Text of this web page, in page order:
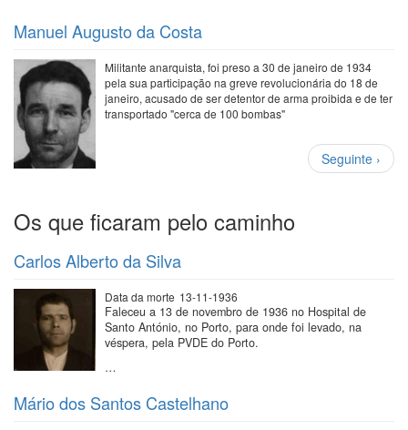
Manuel Augusto da Costa
Militante anarquista, foi preso a 30 de janeiro de 1934
pela sua participação na greve revolucionária do 18 de
janeiro, acusado de ser detentor de arma proibida e de ter
transportado "cerca de 100 bombas"
Paginação
Próxima
página
Seguinte ›
Os que ficaram pelo caminho
Carlos Alberto da Silva
Data da morte 13-11-1936
Faleceu a 13 de novembro de 1936 no Hospital de
Santo António, no Porto, para onde foi levado, na
véspera, pela PVDE do Porto.
…
Mário dos Santos Castelhano